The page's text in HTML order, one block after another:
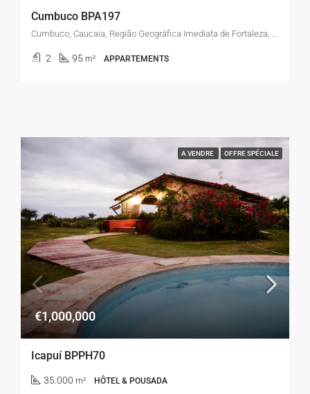
Cumbuco BPA197
Cumbuco, Caucaia, Região Geográfica Imediata de Fortaleza, Região Geográfica Intermediária de Fortaleza, Ceará, Região Nordeste, Brasil
2 95 m² APPARTEMENTS
A VENDRE OFFRE SPÉCIALE
€1,000,000
Icapuí BPPH70
35.000 m² HÔTEL & POUSADA